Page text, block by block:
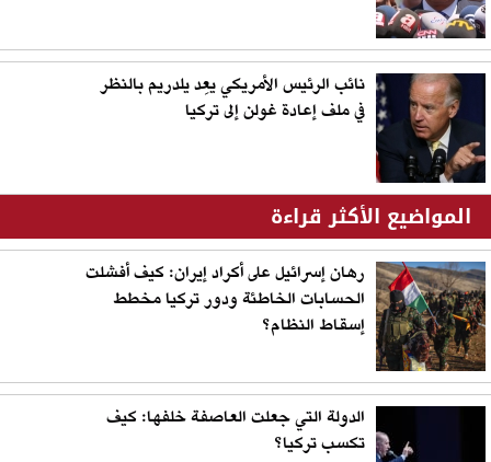
نائب الرئيس الأمريكي يعِد يلدريم بالنظر
في ملف إعادة غولن إلى تركيا
المواضيع الأكثر قراءة
رهان إسرائيل على أكراد إيران: كيف أفشلت
الحسابات الخاطئة ودور تركيا مخطط
إسقاط النظام؟
الدولة التي جعلت العاصفة خلفها: كيف
تكسب تركيا؟